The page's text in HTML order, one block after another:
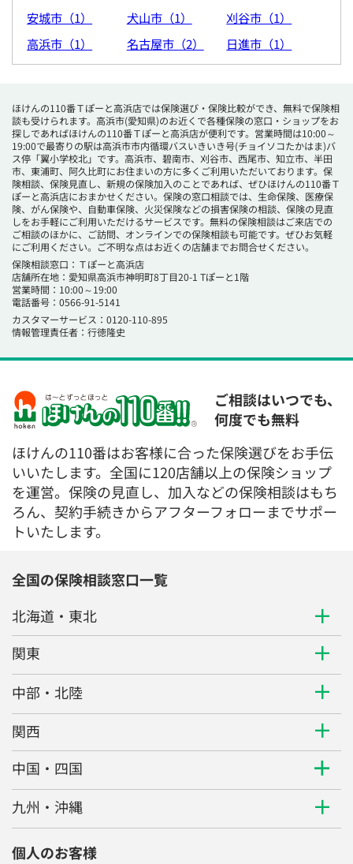
安城市（1） 犬山市（1）
刈谷市（1）
高浜市（1）
名古屋市（2） 日進市（1）
ほけんの110番Ｔぽーと高浜店では保険選び・保険比較ができ、無料で保険相
談も受けられます。高浜市(愛知県)のお近くで各種保険の窓口・ショップをお
探しであればほけんの110番Ｔぽーと高浜店が便利です。営業時間は10:00～
19:00で最寄りの駅は高浜市市内循環バスいきいき号(チョイソコたかはま)バ
ス停「翼小学校北」です。高浜市、碧南市、刈谷市、西尾市、知立市、半田
市、東浦町、阿久比町にお住まいの方に多くご利用いただいております。保
険相談、保険見直し、新規の保険加入のことであれば、ぜひほけんの110番Ｔ
ぽーと高浜店におまかせください。保険の窓口相談では、生命保険、医療保
険、がん保険や、自動車保険、火災保険などの損害保険の相談、保険の見直
しをお手軽にご利用いただけるサービスです。無料の保険相談はご来店での
ご相談のほかに、ご訪問、オンラインでの保険相談も可能です。ぜひお気軽
にご利用ください。ご不明な点はお近くの店舗までお問合せください。
保険相談窓口：Ｔぽーと高浜店
店舗所在地：愛知県高浜市神明町8丁目20-1 Tぽーと1階
営業時間：10:00～19:00
電話番号：0566-91-5141
カスタマーサービス：0120-110-895
情報管理責任者：行徳隆史
ご相談はいつでも、
何度でも無料
ほけんの110番はお客様に合った保険選びをお手伝
いいたします。全国に120店舗以上の保険ショップ
を運営。保険の見直し、加入などの保険相談はもち
ろん、契約手続きからアフターフォローまでサポー
トいたします。
全国の保険相談窓口一覧
北海道・東北
関東
中部・北陸
関西
中国・四国
九州・沖縄
個人のお客様